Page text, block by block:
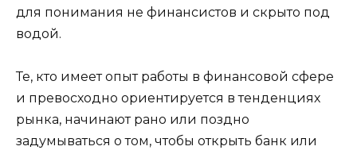
для понимания не финансистов и скрыто под
водой.
Те, кто имеет опыт работы в финансовой сфере
и превосходно ориентируется в тенденциях
рынка, начинают рано или поздно
задумываться о том, чтобы открыть банк или